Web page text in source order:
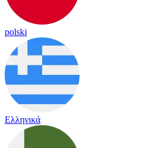
polski
Ελληνικά